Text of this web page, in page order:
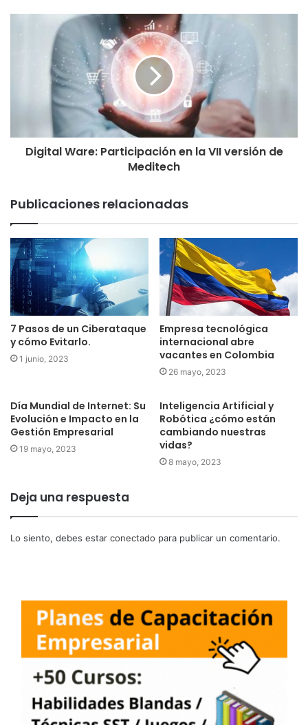
Digital Ware: Participación en la VII versión de
Meditech
Publicaciones relacionadas
7 Pasos de un Ciberataque
y cómo Evitarlo.
1 junio, 2023
Empresa tecnológica
internacional abre
vacantes en Colombia
26 mayo, 2023
Día Mundial de Internet: Su
Evolución e Impacto en la
Gestión Empresarial
19 mayo, 2023
Inteligencia Artificial y
Robótica ¿cómo están
cambiando nuestras
vidas?
8 mayo, 2023
Deja una respuesta
Lo siento, debes estar conectado para publicar un comentario.